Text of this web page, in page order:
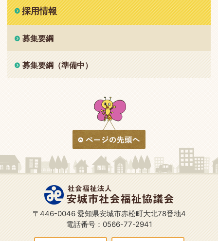
採用情報
募集要綱
募集要綱（準備中）
〒446-0046 愛知県安城市赤松町大北78番地4
電話番号：0566-77-2941